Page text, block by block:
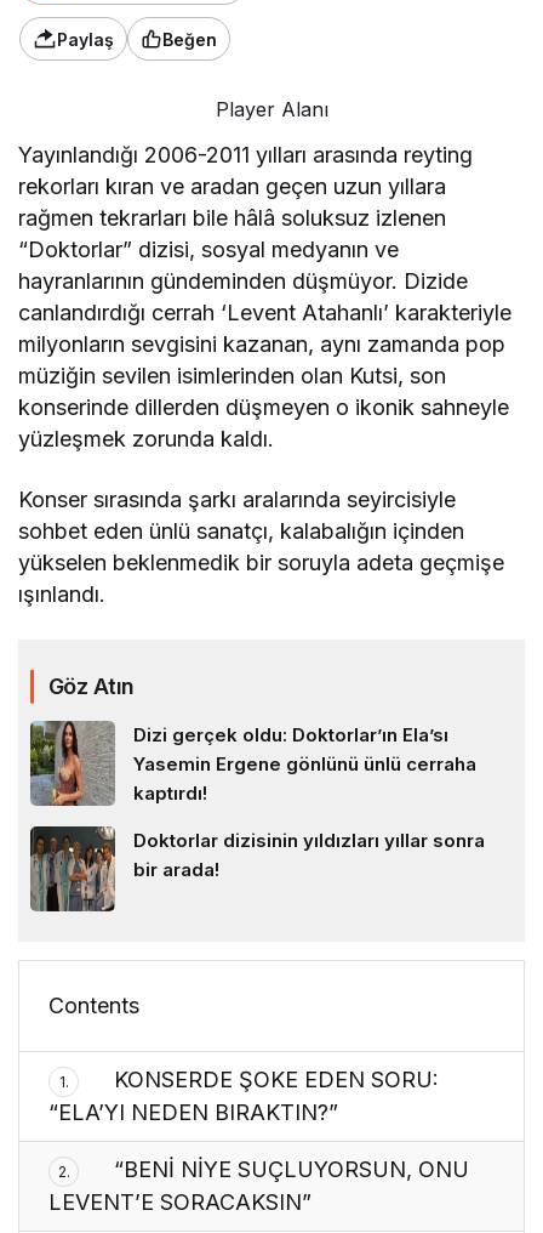
Paylaş Beğen
Player Alanı
Yayınlandığı 2006-2011 yılları arasında reyting
rekorları kıran ve aradan geçen uzun yıllara
rağmen tekrarları bile hâlâ soluksuz izlenen
“Doktorlar” dizisi, sosyal medyanın ve
hayranlarının gündeminden düşmüyor. Dizide
canlandırdığı cerrah ‘Levent Atahanlı’ karakteriyle
milyonların sevgisini kazanan, aynı zamanda pop
müziğin sevilen isimlerinden olan Kutsi, son
konserinde dillerden düşmeyen o ikonik sahneyle
yüzleşmek zorunda kaldı.
Konser sırasında şarkı aralarında seyircisiyle
sohbet eden ünlü sanatçı, kalabalığın içinden
yükselen beklenmedik bir soruyla adeta geçmişe
ışınlandı.
Göz Atın
Dizi gerçek oldu: Doktorlar’ın Ela’sı
Yasemin Ergene gönlünü ünlü cerraha
kaptırdı!
Doktorlar dizisinin yıldızları yıllar sonra
bir arada!
Contents
1.
KONSERDE ŞOKE EDEN SORU:
“ELA’YI NEDEN BIRAKTIN?”
2.
“BENİ NİYE SUÇLUYORSUN, ONU
LEVENT’E SORACAKSIN”